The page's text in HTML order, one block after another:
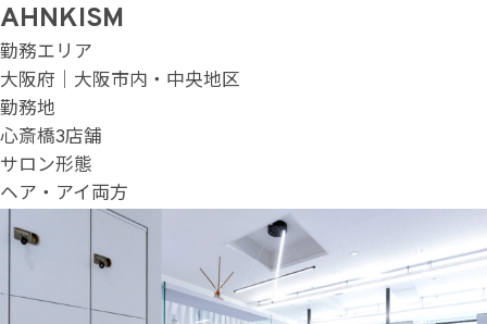
AHNKISM
勤務エリア
大阪府｜大阪市内・中央地区
勤務地
心斎橋3店舗
サロン形態
ヘア・アイ両方